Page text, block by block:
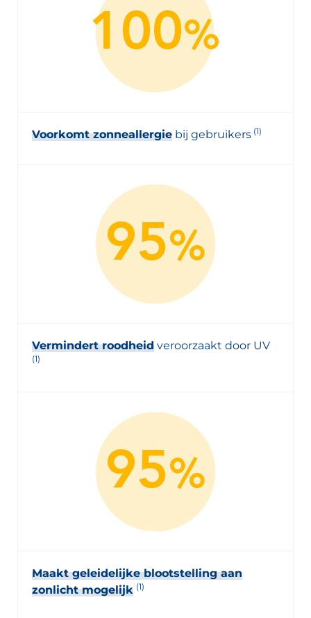
Voorkomt zonneallergie bij gebruikers (1)
Vermindert roodheid veroorzaakt door UV
(1)
Maakt geleidelijke blootstelling aan
zonlicht mogelijk (1)